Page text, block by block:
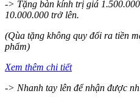
-> Tặng bàn kính trị giá
10.000.000 trở lên.
(Qùa tặng không quy đổi ra tiền
phẩm)
Xem thêm chi tiết
-> Nhanh tay lên để nhận được